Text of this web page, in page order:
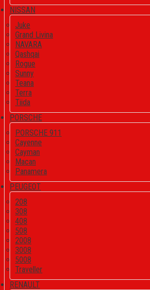
NISSAN
Juke
Grand Livina
NAVARA
Qashqai
Rogue
Sunny
Teana
Terra
Tiida
PORSCHE
PORSCHE 911
Cayenne
Cayman
Macan
Panamera
PEUGEOT
208
308
408
508
2008
3008
5008
Traveller
RENAULT